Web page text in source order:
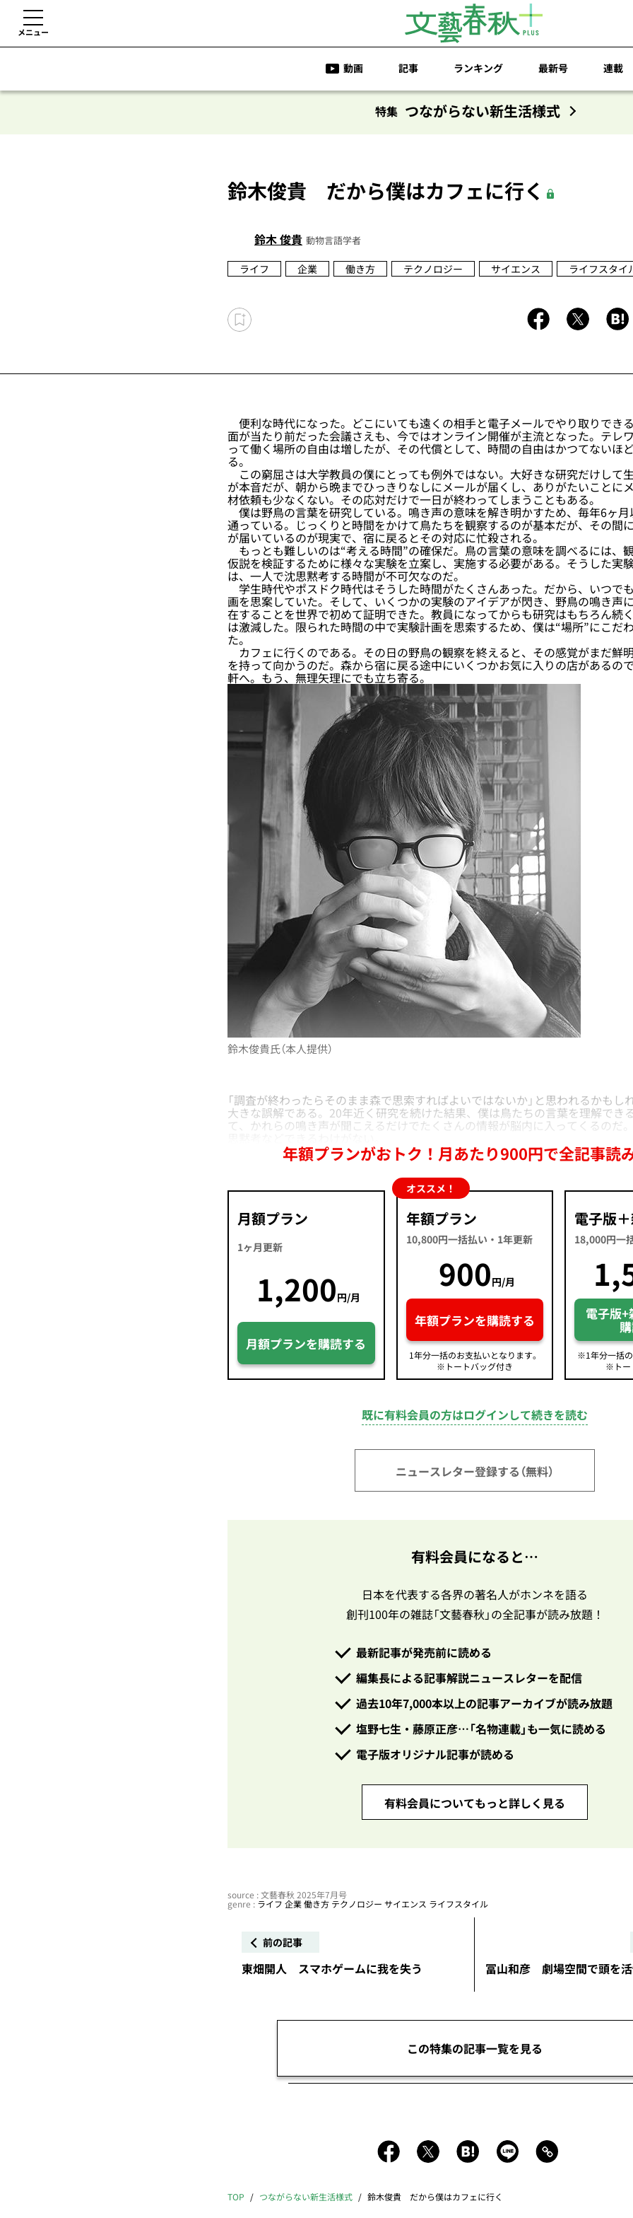
メニュー
動画 記事 ランキング 最新号 連載
特集 つながらない新生活様式
鈴木俊貴 だから僕はカフェに行く
鈴木 俊貴 動物言語学者
ライフ
企業 働き方 テクノロジー サイエンス ライフスタイ
便利な時代になった。どこにいても遠くの相手と電子メールでやり取りでき
面が当たり前だった会議さえも、今ではオンライン開催が主流となった。テレ
って働く場所の自由は増したが、その代償として、時間の自由はかつてないほ
る。
この窮屈さは大学教員の僕にとっても例外ではない。大好きな研究だけして
が本音だが、朝から晩までひっきりなしにメールが届くし、ありがたいことに
材依頼も少なくない。その応対だけで一日が終わってしまうこともある。
僕は野鳥の言葉を研究している。鳴き声の意味を解き明かすため、毎年6ヶ
通っている。じっくりと時間をかけて鳥たちを観察するのが基本だが、その間
が届いているのが現実で、宿に戻るとその対応に忙殺される。
もっとも難しいのは“考える時間”の確保だ。鳥の言葉の意味を調べるには、観
仮説を検証するために様々な実験を立案し、実施する必要がある。そうした実
は、一人で沈思黙考する時間が不可欠なのだ。
学生時代やポスドク時代はそうした時間がたくさんあった。だから、いつで
画を思案していた。そして、いくつかの実験のアイデアが閃き、野鳥の鳴き声
在することを世界で初めて証明できた。教員になってからも研究はもちろん続
は激減した。限られた時間の中で実験計画を思索するため、僕は“場所”にこだ
た。
カフェに行くのである。その日の野鳥の観察を終えると、その感覚がまだ鮮
を持って向かうのだ。森から宿に戻る途中にいくつかお気に入りの店があるの
軒へ。もう、無理矢理にでも立ち寄る。
鈴木俊貴氏（本人提供）
「調査が終わったらそのまま森で思索すればよいではないか」と思われるかもし
大きな誤解である。20年近く研究を続けた結果、僕は鳥たちの言葉を理解でき
て、かれらの鳴き声が聞こえるだけでたくさんの情報が脳内に入ってくるのだ
年額プランがおトク！月あたり900円で全記事読
月額プラン
1ヶ月更新
1,200円/月
月額プランを購読する
オススメ！
年額プラン
10,800円一括払い・1年更新
900円/月
年額プランを購読する
1年分一括のお支払いとなります。
※トートバッグ付き
電子版
18,000円一
電子版+
※1年分一括
※トー
既に有料会員の方はログインして続きを読む
ニュースレター登録する（無料）
有料会員になると…
日本を代表する各界の著名人がホンネを語る
創刊100年の雑誌「文藝春秋」の全記事が読み放題！
最新記事が発売前に読める
編集長による記事解説ニュースレターを配信
過去10年7,000本以上の記事アーカイブが読み放題
塩野七生・藤原正彦…「名物連載」も一気に読める
電子版オリジナル記事が読める
有料会員についてもっと詳しく見る
source : 文藝春秋 2025年7月号
genre : ライフ 企業働き方 テクノロジー サイエンス ライフスタイル
前の記事
東畑開人 スマホゲームに我を失う 冨山和彦 劇場空間で頭を
この特集の記事一覧を見る
TOP つながらない新生活様式 鈴木俊貴 だから僕はカフェに行く